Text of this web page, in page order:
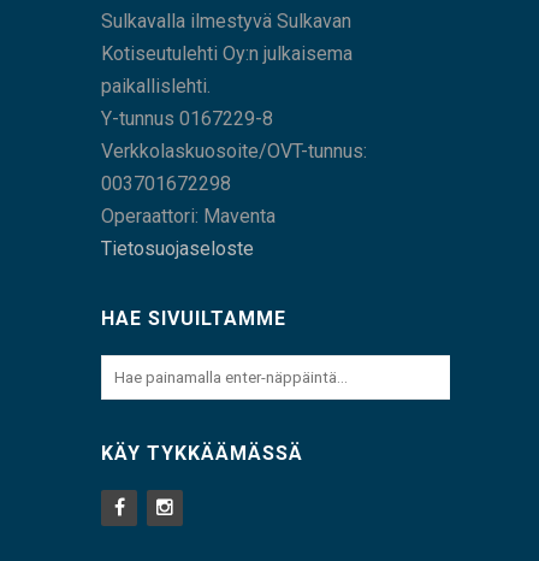
Sulkavalla ilmestyvä Sulkavan
Kotiseutulehti Oy:n julkaisema
paikallislehti.
Y-tunnus 0167229-8
Verkkolaskuosoite/OVT-tunnus:
003701672298
Operaattori: Maventa
Tietosuojaseloste
HAE SIVUILTAMME
KÄY TYKKÄÄMÄSSÄ